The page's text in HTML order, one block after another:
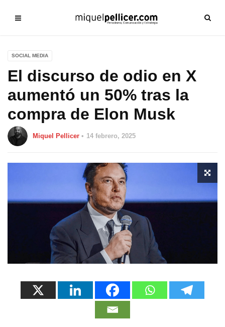
SOCIAL MEDIA
El discurso de odio en X
aumentó un 50% tras la
compra de Elon Musk
Miquel Pellicer 14 febrero, 2025